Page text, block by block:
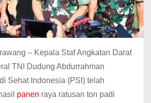
– Kepala Staf Angkatan Darat
TNI Dudung Abdurrahman
Sehat Indonesia (PSI) telah
panen raya ratusan ton padi